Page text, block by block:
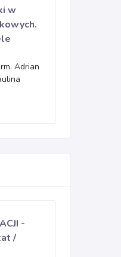
w
Adrian
-
/